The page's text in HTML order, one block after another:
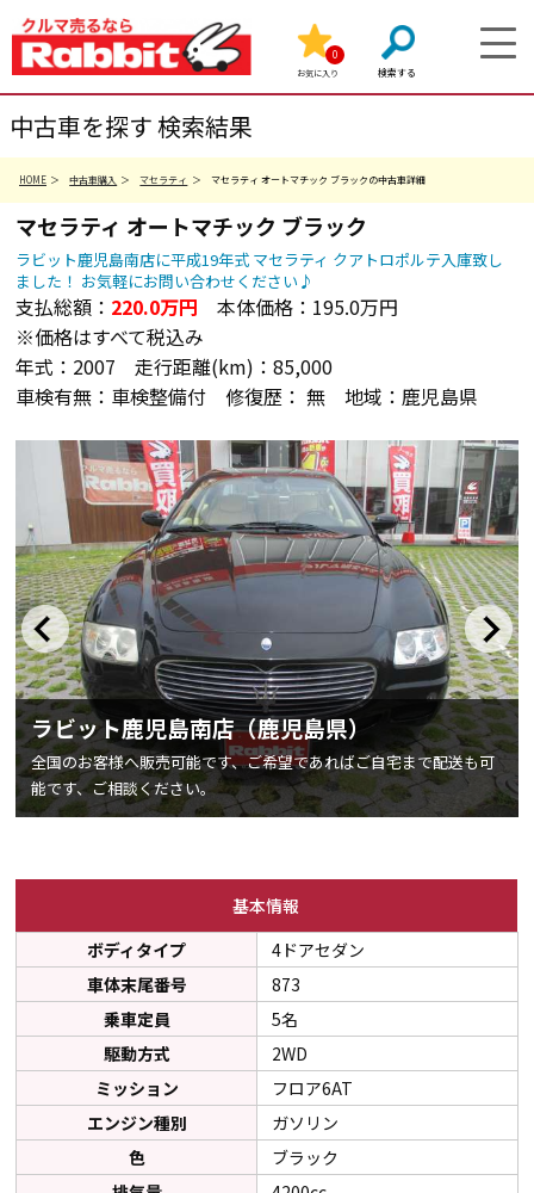
お気に入り
0
中古車を探す 検索結果
HOME 中古車購入 マセラティ マセラティ オートマチック ブラックの中古車詳細
マセラティ オートマチック ブラック
ラビット鹿児島南店に平成19年式 マセラティ クアトロポルテ入庫致し
ました！ お気軽にお問い合わせください♪
支払総額： 220.0万円 本体価格： 195.0万円
※価格はすべて税込み
年式： 2007 走行距離(km)：85,000
車検有無： 車検整備付 修復歴： 無 地域： 鹿児島県
ラビット鹿児島南店（鹿児島県）
全国のお客様へ販売可能です、ご希望であればご自宅まで配送も可
能です、ご相談ください。
基本情報
ボディタイプ
4ドアセダン
車体末尾番号
873
乗車定員
5名
駆動方式
2WD
ミッション
フロア6AT
エンジン種別
ガソリン
色
ブラック